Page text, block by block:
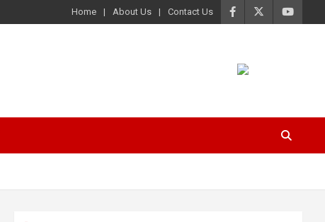
Home About Us Contact Us